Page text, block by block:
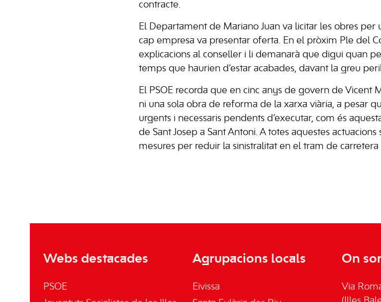
contracte.
El Departament de Mariano Juan va licitar les obres per
cap empresa va presentar oferta. En el pròxim Ple del
explicacions al conseller i li demanarà que digui quan
temps que haurien d’estar acabades, davant la greu
El PSOE recorda que en cinc anys de govern de Vicent
ni una sola obra de reforma de la xarxa viària, a pesar
urgents i necessaris pendents d’executar, com és
de Sant Josep a Sant Antoni. A totes aquestes
mesures per reduir la sinistralitat en el tram de carretera
Webs destacades
PSOE
Agrupacions locals
Eivissa
On
Via